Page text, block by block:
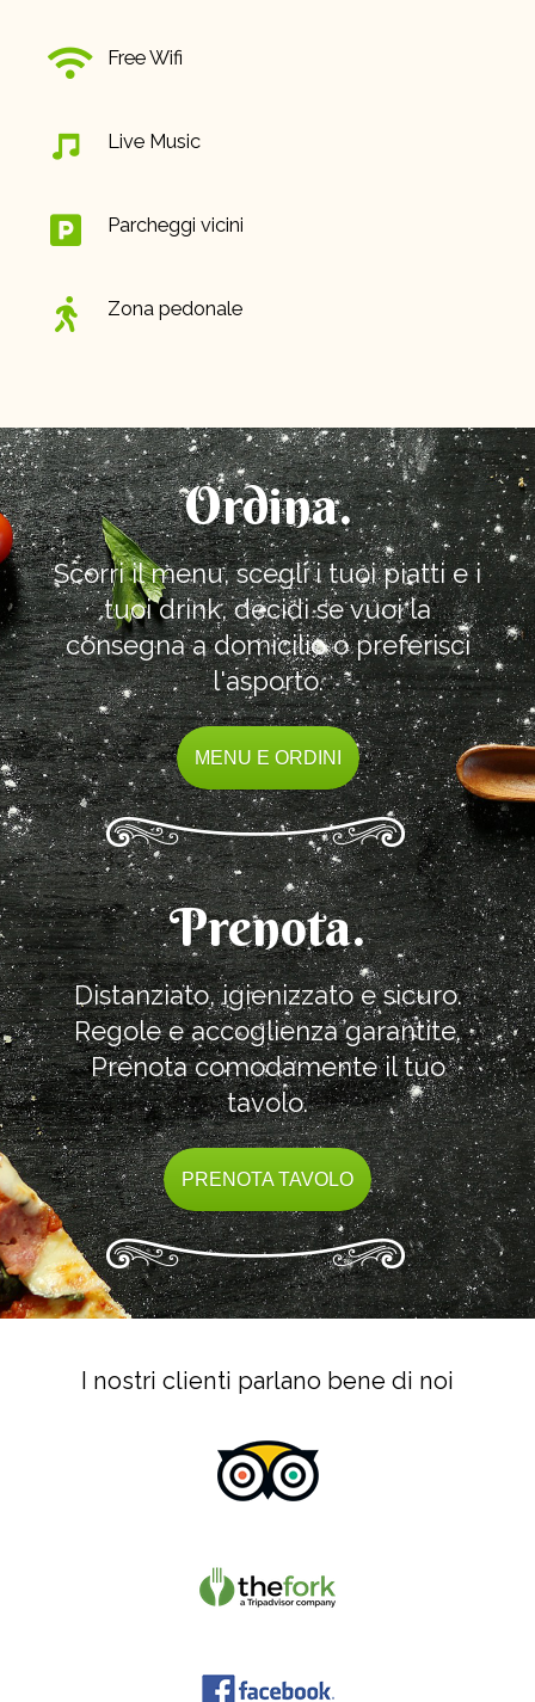
Free Wifi
Live Music
Parcheggi vicini
Zona pedonale
Ordina.
Scorri il menu, scegli i tuoi piatti e i
tuoi drink, decidi se vuoi la
consegna a domicilio o preferisci
l'asporto.
MENU E ORDINI
Prenota.
Distanziato, igienizzato e sicuro.
Regole e accoglienza garantite.
Prenota comodamente il tuo
tavolo.
PRENOTA TAVOLO
I nostri clienti parlano bene di noi